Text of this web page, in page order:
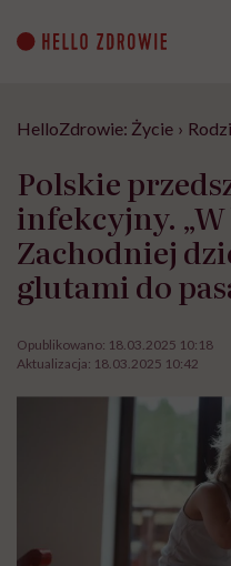
content
HelloZdrowie: Życie ›
Polskie
infekcyjny.
Zachodniej
glutami do
Opublikowano: 18.03.2025 10:18
Aktualizacja: 18.03.2025 10:42